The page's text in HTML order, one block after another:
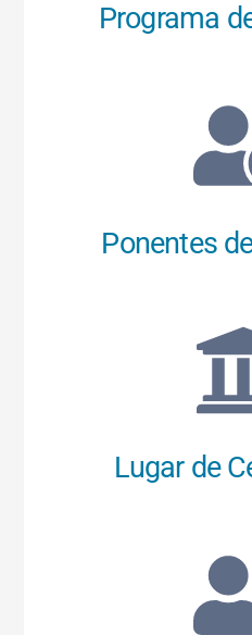
Programa
Ponentes
Lugar de